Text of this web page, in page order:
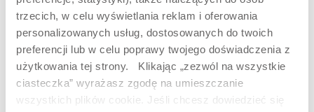
trzecich, w celu wyświetlania reklam i oferowania
personalizowanych usług, dostosowanych do twoich
preferencji lub w celu poprawy twojego doświadczenia z
użytkowania tej strony. Klikając „zezwól na wszystkie
ciasteczka” wyrażasz zgodę na umieszczanie
wszystkich plików cookie. Jeśli chcesz dowiedzieć się
STOŁEK
SCHODKOWY
Solidne i niezawodne,
idealne do sięgania po
BIURKO
DZIECIĘCE
Praktyczna przestrzeń
robocza z